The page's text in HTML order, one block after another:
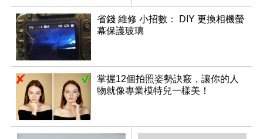
省錢 維修 小招數： DIY 更換相機螢
幕保護玻璃
掌握12個拍照姿勢訣竅，讓你的人
物就像專業模特兒一樣美！